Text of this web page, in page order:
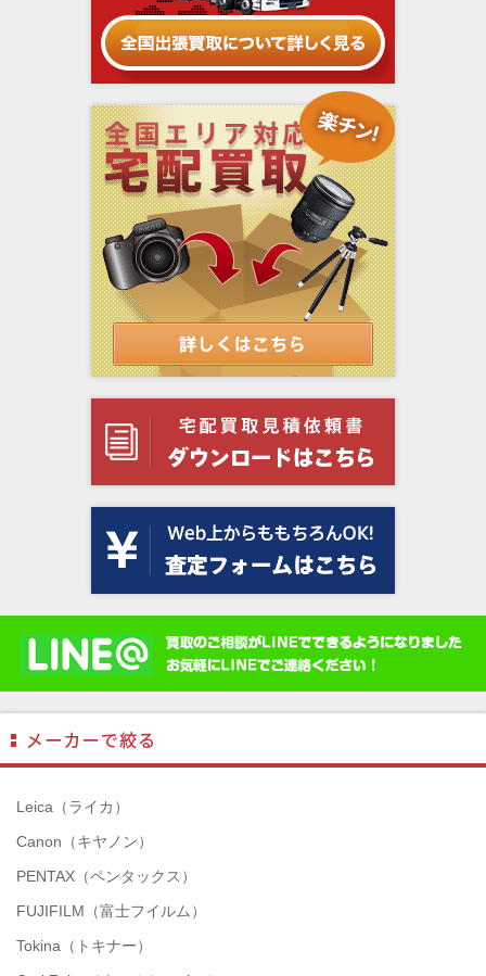
Leica（ライカ）
Canon（キヤノン）
PENTAX（ペンタックス）
FUJIFILM（富士フイルム）
Tokina（トキナー）